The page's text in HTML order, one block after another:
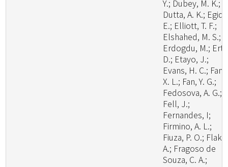
Y.; Dubey, M. K.;
Dutta, A. K.; Egidi,
E.; Elliott, T. F.;
Elshahed, M. S.;
Erdogdu, M.;
D.; Etayo, J.;
Evans, H. C.; Fan,
X. L.; Fan, Y. G.;
Fedosova, A. G.;
Fell, J.;
Fernandes, I;
Firmino, A. L.;
Fiuza, P. O.;
A.; Fragoso de
Souza, C. A.;